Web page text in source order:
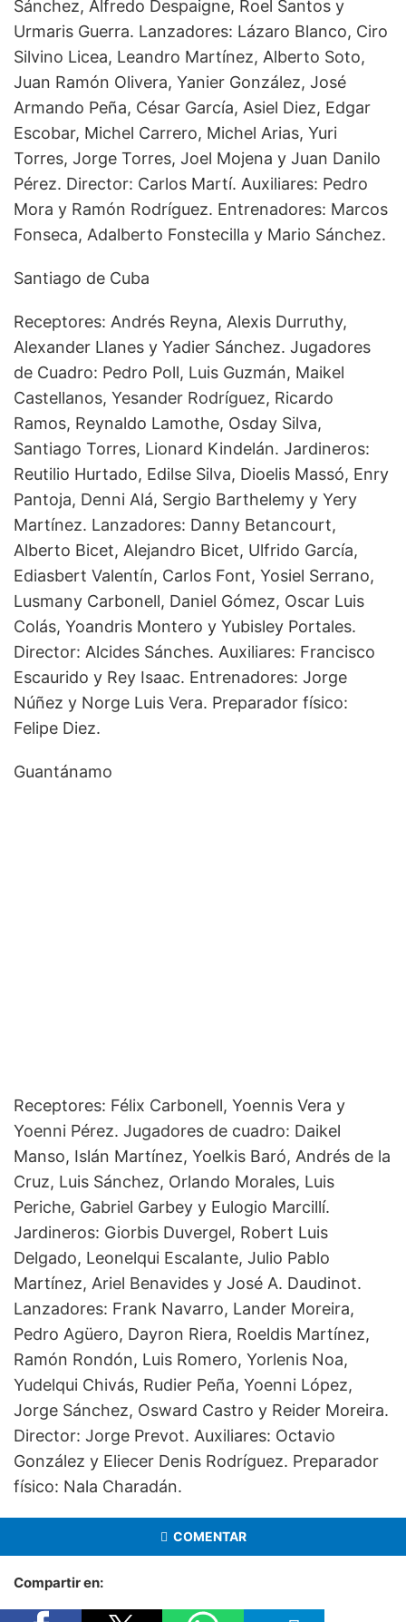
Sánchez, Alfredo Despaigne, Roel Santos y
Urmaris Guerra. Lanzadores: Lázaro Blanco, Ciro
Silvino Licea, Leandro Martínez, Alberto Soto,
Juan Ramón Olivera, Yanier González, José
Armando Peña, César García, Asiel Diez, Edgar
Escobar, Michel Carrero, Michel Arias, Yuri
Torres, Jorge Torres, Joel Mojena y Juan Danilo
Pérez. Director: Carlos Martí. Auxiliares: Pedro
Mora y Ramón Rodríguez. Entrenadores: Marcos
Fonseca, Adalberto Fonstecilla y Mario Sánchez.
Santiago de Cuba
Receptores: Andrés Reyna, Alexis Durruthy,
Alexander Llanes y Yadier Sánchez. Jugadores
de Cuadro: Pedro Poll, Luis Guzmán, Maikel
Castellanos, Yesander Rodríguez, Ricardo
Ramos, Reynaldo Lamothe, Osday Silva,
Santiago Torres, Lionard Kindelán. Jardineros:
Reutilio Hurtado, Edilse Silva, Dioelis Massó, Enry
Pantoja, Denni Alá, Sergio Barthelemy y Yery
Martínez. Lanzadores: Danny Betancourt,
Alberto Bicet, Alejandro Bicet, Ulfrido García,
Ediasbert Valentín, Carlos Font, Yosiel Serrano,
Lusmany Carbonell, Daniel Gómez, Oscar Luis
Colás, Yoandris Montero y Yubisley Portales.
Director: Alcides Sánches. Auxiliares: Francisco
Escaurido y Rey Isaac. Entrenadores: Jorge
Núñez y Norge Luis Vera. Preparador físico:
Felipe Diez.
Guantánamo
Receptores: Félix Carbonell, Yoennis Vera y
Yoenni Pérez. Jugadores de cuadro: Daikel
Manso, Islán Martínez, Yoelkis Baró, Andrés de la
Cruz, Luis Sánchez, Orlando Morales, Luis
Periche, Gabriel Garbey y Eulogio Marcillí.
Jardineros: Giorbis Duvergel, Robert Luis
Delgado, Leonelqui Escalante, Julio Pablo
Martínez, Ariel Benavides y José A. Daudinot.
Lanzadores: Frank Navarro, Lander Moreira,
Pedro Agüero, Dayron Riera, Roeldis Martínez,
Ramón Rondón, Luis Romero, Yorlenis Noa,
Yudelqui Chivás, Rudier Peña, Yoenni López,
Jorge Sánchez, Osward Castro y Reider Moreira.
Director: Jorge Prevot. Auxiliares: Octavio
González y Eliecer Denis Rodríguez. Preparador
físico: Nala Charadán.
COMENTAR
Compartir en: